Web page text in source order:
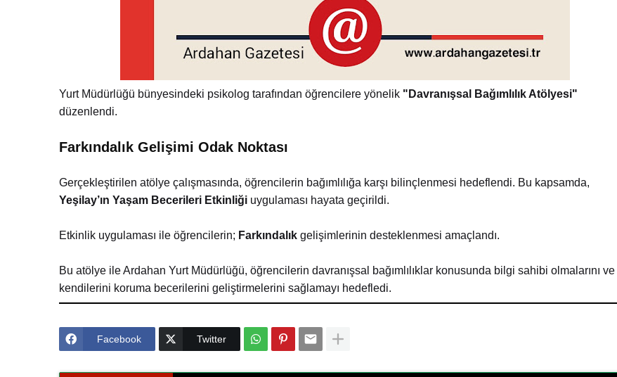
Yurt Müdürlüğü bünyesindeki psikolog tarafından öğrencilere yönelik "Davranışsal Bağımlılık Atölyesi"
düzenlendi.
Farkındalık Gelişimi Odak Noktası
Gerçekleştirilen atölye çalışmasında, öğrencilerin bağımlılığa karşı bilinçlenmesi hedeflendi. Bu kapsamda,
Yeşilay’ın Yaşam Becerileri Etkinliğiuygulaması hayata geçirildi.
Etkinlik uygulaması ile öğrencilerin; Farkındalıkgelişimlerinin desteklenmesi amaçlandı.
Bu atölye ile Ardahan Yurt Müdürlüğü, öğrencilerin davranışsal bağımlılıklar konusunda bilgi sahibi olmalarını ve
kendilerini koruma becerilerini geliştirmelerini sağlamayı hedefledi.
Facebook Twitter